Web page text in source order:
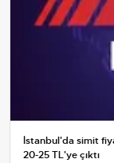
İstanbul'da simit
20-25 TL'ye çıktı